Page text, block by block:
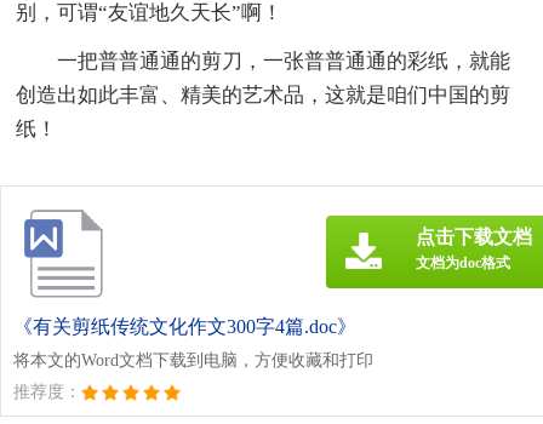
别，可谓“友谊地久天长”啊！
一把普普通通的剪刀，一张普普通通的彩纸，就能
创造出如此丰富、精美的艺术品，这就是咱们中国的剪
纸！
《有关剪纸传统文化作文300字4篇.doc》
将本文的Word文档下载到电脑，方便收藏和打印
推荐度：
点击下载文档
文档为doc格式